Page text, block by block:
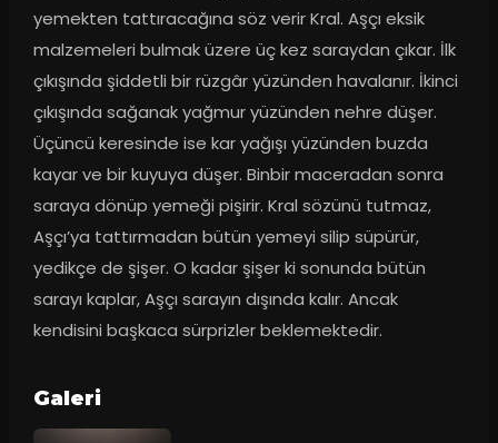
yemekten tattıracağına söz verir Kral. Aşçı eksik
malzemeleri bulmak üzere üç kez saraydan çıkar. İlk
çıkışında şiddetli bir rüzgâr yüzünden havalanır. İkinci
çıkışında sağanak yağmur yüzünden nehre düşer.
Üçüncü keresinde ise kar yağışı yüzünden buzda
kayar ve bir kuyuya düşer. Binbir maceradan sonra
saraya dönüp yemeği pişirir. Kral sözünü tutmaz,
Aşçı’ya tattırmadan bütün yemeyi silip süpürür,
yedikçe de şişer. O kadar şişer ki sonunda bütün
sarayı kaplar, Aşçı sarayın dışında kalır. Ancak
kendisini başkaca sürprizler beklemektedir.
Galeri